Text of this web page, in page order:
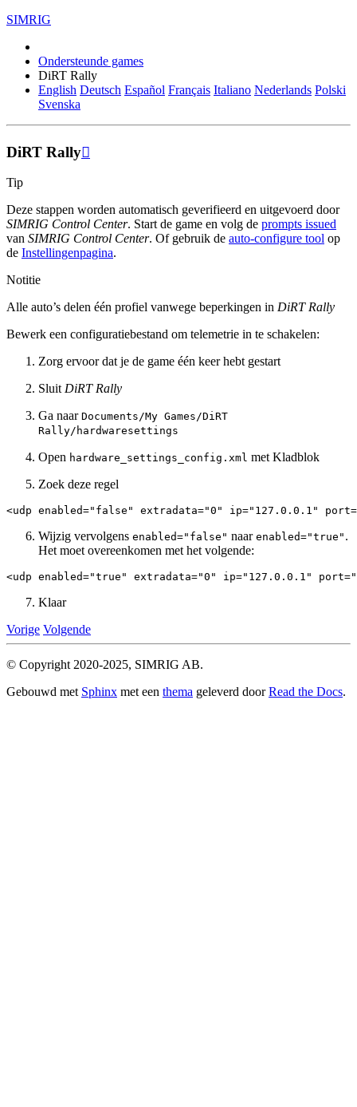
SIMRIG
Ondersteunde games
DiRT Rally
English Deutsch Español Français Italiano Nederlands Polski
Svenska
DiRT Rally
Tip
Deze stappen worden automatisch geverifieerd en uitgevoerd door
SIMRIG Control Center. Start de game en volg de prompts issued
van SIMRIG Control Center. Of gebruik de auto-configure tool op
de Instellingenpagina.
Notitie
Alle auto’s delen één profiel vanwege beperkingen in DiRT Rally
Bewerk een configuratiebestand om telemetrie in te schakelen:
Zorg ervoor dat je de game één keer hebt gestart
SluitDiRT Rally
Ga naar Documents/My Games/DiRT
Rally/hardwaresettings
Open hardware_settings_config.xml met Kladblok
Zoek deze regel
<udp enabled="false" extradata="0" ip="127.0.0.1" port=
Wijzig vervolgens enabled="false" naar enabled="true" .
Het moet overeenkomen met het volgende:
<udp enabled="true" extradata="0" ip="127.0.0.1" port=
Klaar
Vorige Volgende
© Copyright 2020-2025, SIMRIG AB.
Gebouwd met Sphinx met een thema geleverd doorRead the Docs.